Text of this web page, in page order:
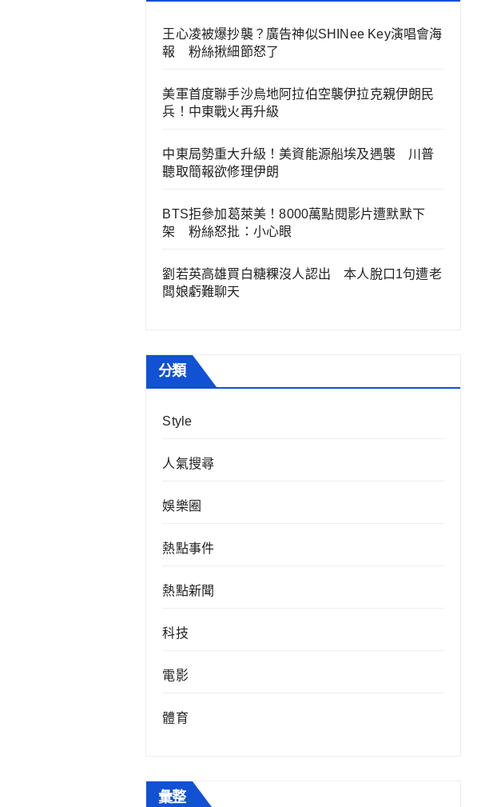
王心凌被爆抄襲？廣告神似SHINee Key演唱會海
報 粉絲揪細節怒了
美軍首度聯手沙烏地阿拉伯空襲伊拉克親伊朗民
兵！中東戰火再升級
中東局勢重大升級！美資能源船埃及遇襲 川普
聽取簡報欲修理伊朗
BTS拒參加葛萊美！8000萬點閱影片遭默默下
架 粉絲怒批：小心眼
劉若英高雄買白糖粿沒人認出 本人脫口1句遭老
闆娘虧難聊天
分類
Style
人氣搜尋
娛樂圈
熱點事件
熱點新聞
科技
電影
體育
彙整